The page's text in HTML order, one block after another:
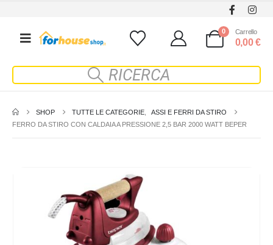
0 Carrello
0,00€
SHOP TUTTE LE CATEGORIE,
ASSI E FERRI DA STIRO
FERRO DA STIRO CON CALDAIA A PRESSIONE 2,5 BAR 2000 WATT BEPER